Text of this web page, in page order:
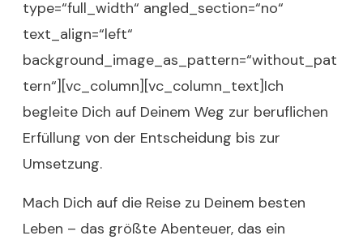
type=“full_width“ angled_section=“no“
text_align=“left“
background_image_as_pattern=“without_pat
tern“][vc_column][vc_column_text]Ich
begleite Dich auf Deinem Weg zur beruflichen
Erfüllung von der Entscheidung bis zur
Umsetzung.
Mach Dich auf die Reise zu Deinem besten
Leben – das größte Abenteuer, das ein